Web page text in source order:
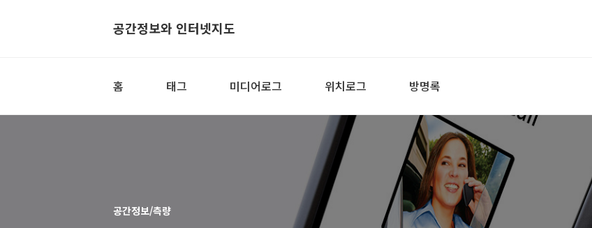
공간정보와 인터넷지도
홈 태그 미디어로그 위치로그 방명록
공간정보/측량